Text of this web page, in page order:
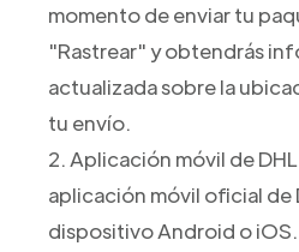
momento de enviar tu
"Rastrear" y obtendrás
actualizada sobre la
tu envío.
2. Aplicación móvil de
aplicación móvil oficial de
dispositivo Android o